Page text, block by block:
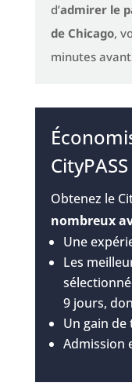
d’admirer le
de Chicago,
minutes
CityPASS
Obtenez le
nombreux
Une
Les
9 jours,
Un gain de
Admission